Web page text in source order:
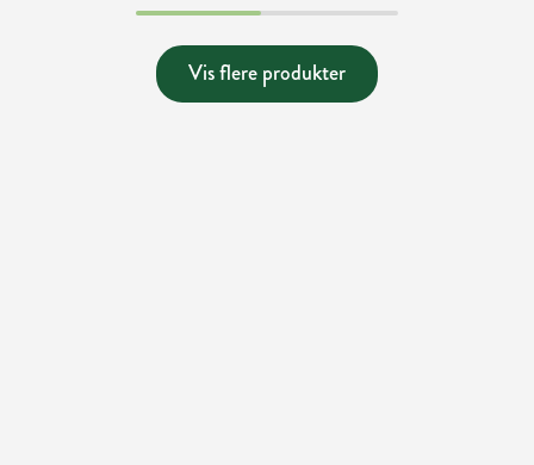
Vis flere produkter